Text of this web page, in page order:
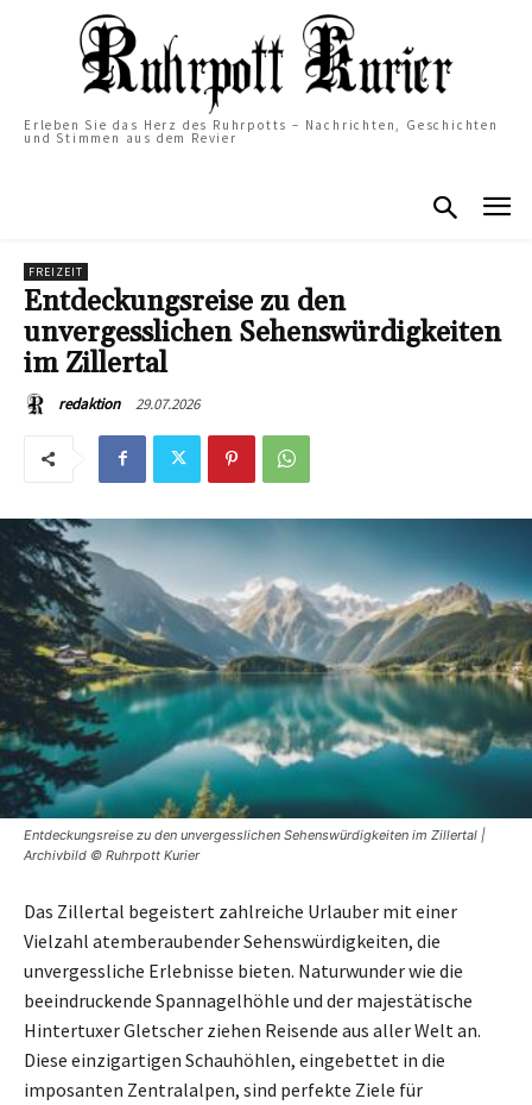
Erleben Sie das Herz des Ruhrpotts – Nachrichten, Geschichten
und Stimmen aus dem Revier
FREIZEIT
Entdeckungsreise zu den
unvergesslichen Sehenswürdigkeiten
im Zillertal
redaktion 29.07.2026
Entdeckungsreise zu den unvergesslichen Sehenswürdigkeiten im Zillertal |
Archivbild © Ruhrpott Kurier
Das Zillertal begeistert zahlreiche Urlauber mit einer
Vielzahl atemberaubender Sehenswürdigkeiten, die
unvergessliche Erlebnisse bieten. Naturwunder wie die
beeindruckende Spannagelhöhle und der majestätische
Hintertuxer Gletscher ziehen Reisende aus aller Welt an.
Diese einzigartigen Schauhöhlen, eingebettet in die
imposanten Zentralalpen, sind perfekte Ziele für